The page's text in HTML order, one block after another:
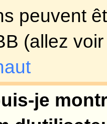
soyez
vous
propres
(parfois
soit posté) en
concerné. Si